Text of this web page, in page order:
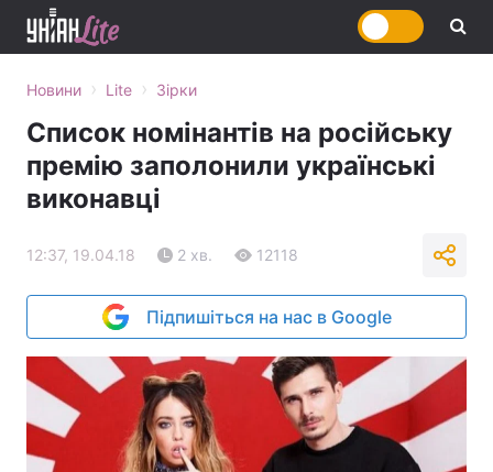
Новини › Lite › Зірки
Список номінантів на російську
премію заполонили українські
виконавці
12:37, 19.04.18 2 хв. 12118
Підпишіться на нас в Google